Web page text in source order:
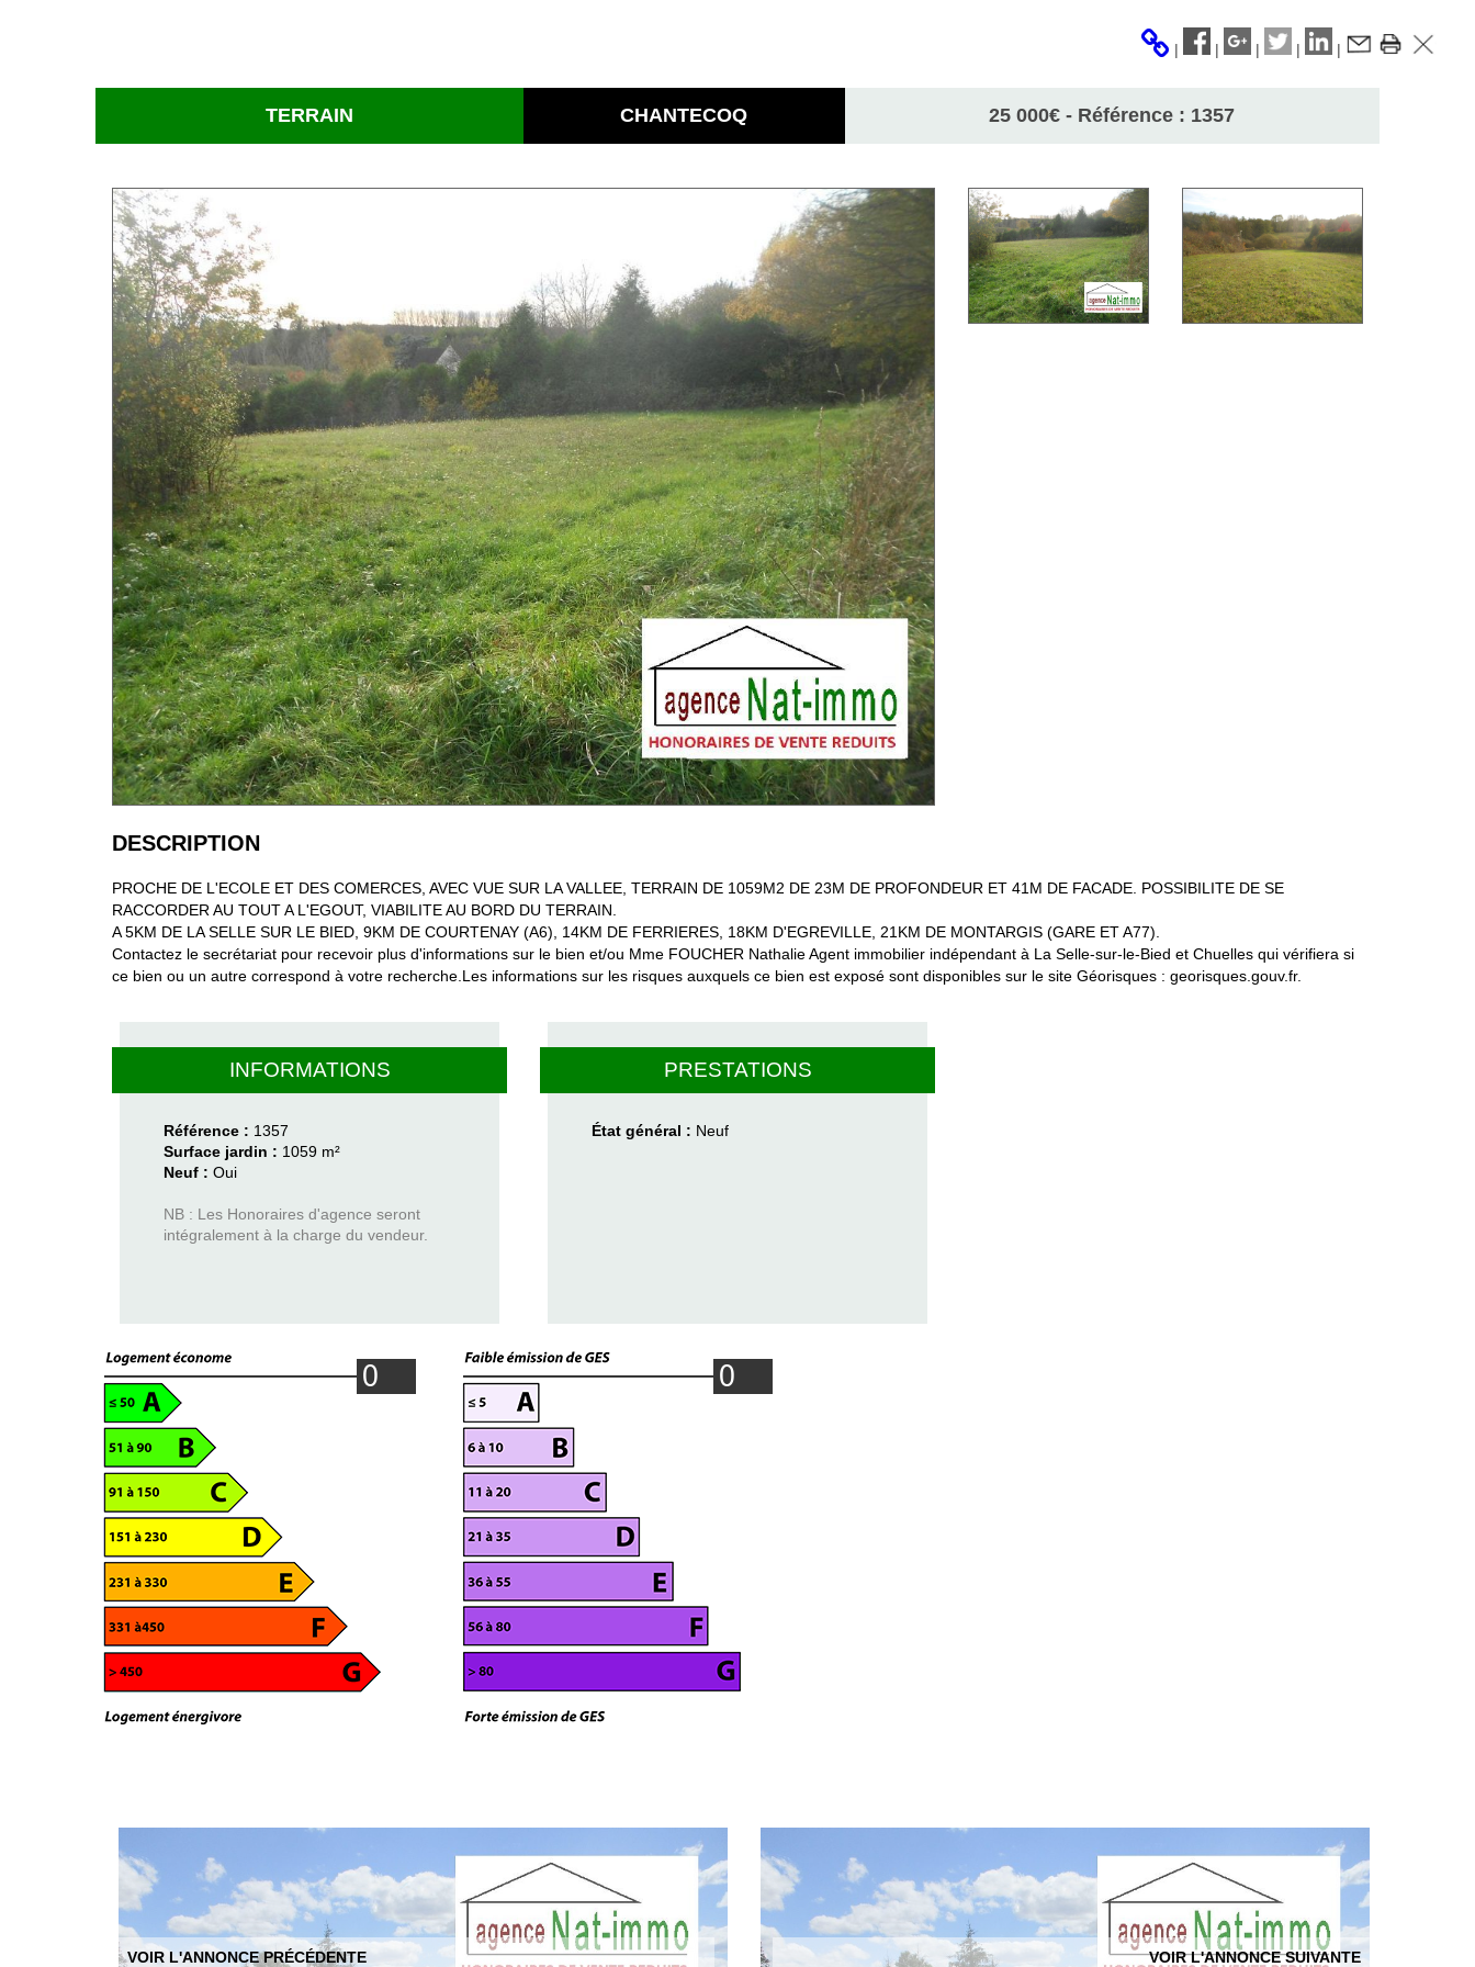
| | | | |
TERRAIN CHANTECOQ 25 000€ - Référence : 1357
DESCRIPTION
PROCHE DE L'ECOLE ET DES COMERCES, AVEC VUE SUR LA VALLEE, TERRAIN DE 1059M2 DE 23M DE PROFONDEUR ET 41M DE FACADE. POSSIBILITE DE SE
RACCORDER AU TOUT A L'EGOUT, VIABILITE AU BORD DU TERRAIN.
A 5KM DE LA SELLE SUR LE BIED, 9KM DE COURTENAY (A6), 14KM DE FERRIERES, 18KM D'EGREVILLE, 21KM DE MONTARGIS (GARE ET A77).
Contactez le secrétariat pour recevoir plus d'informations sur le bien et/ou Mme FOUCHER Nathalie Agent immobilier indépendant à La Selle-sur-le-Bied et Chuelles qui vérifiera si
ce bien ou un autre correspond à votre recherche.Les informations sur les risques auxquels ce bien est exposé sont disponibles sur le site Géorisques : georisques.gouv.fr.
INFORMATIONS
Référence : 1357
Surface jardin : 1059 m²
Neuf :Oui
NB : Les Honoraires d'agence seront
intégralement à la charge du vendeur.
PRESTATIONS
État général : Neuf
VOIR L'ANNONCE PRÉCÉDENTE VOIR L'ANNONCE SUIVANTE